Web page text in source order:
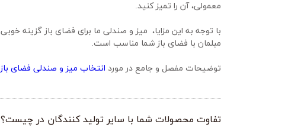
معمولی، آن را تمیز کنید.
مبلمان با فضای باز شما مناسب است.
توضیحات مفصل و جامع در مورد انتخاب میز و صندلی فضای باز
تفاوت محصولات شما با سایر تولید کنندگان در چیست؟